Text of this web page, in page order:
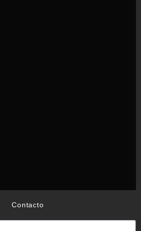
Contacto